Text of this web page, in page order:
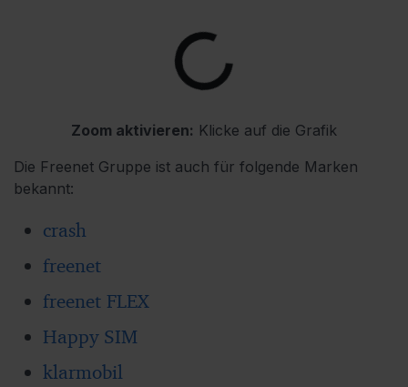
Zoom aktivieren: Klicke auf die Grafik
Die Freenet Gruppe ist auch für folgende Marken
bekannt:
crash
freenet
freenet FLEX
Happy SIM
klarmobil